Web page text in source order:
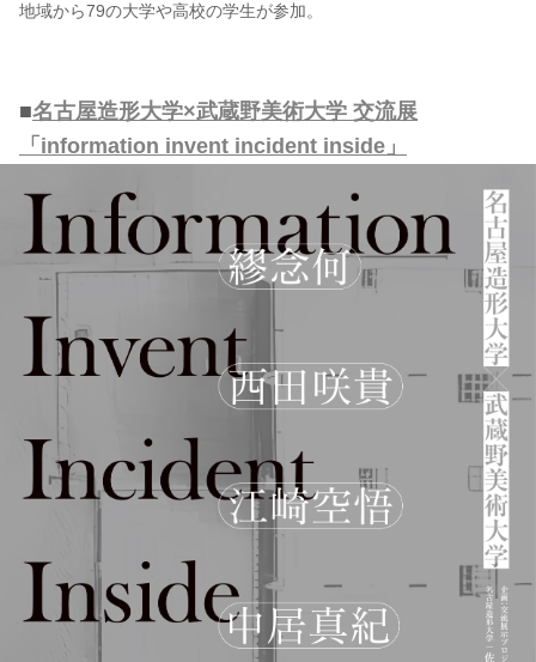
地域から79の大学や高校の学生が参加。
■名古屋造形大学×武蔵野美術大学 交流展
「information invent incident inside」